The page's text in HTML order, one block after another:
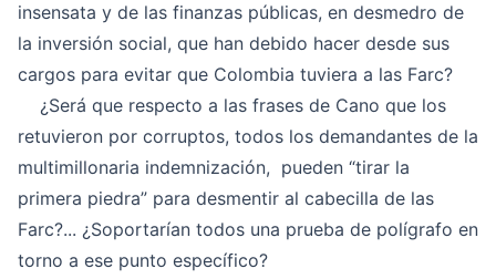
insensata y de las finanzas públicas, en desmedro de
la inversión social, que han debido hacer desde sus
cargos para evitar que Colombia tuviera a las Farc?
¿Será que respecto a las frases de Cano que los
retuvieron por corruptos, todos los demandantes de la
multimillonaria indemnización, pueden “tirar la
primera piedra” para desmentir al cabecilla de las
Farc?... ¿Soportarían todos una prueba de polígrafo en
torno a ese punto específico?